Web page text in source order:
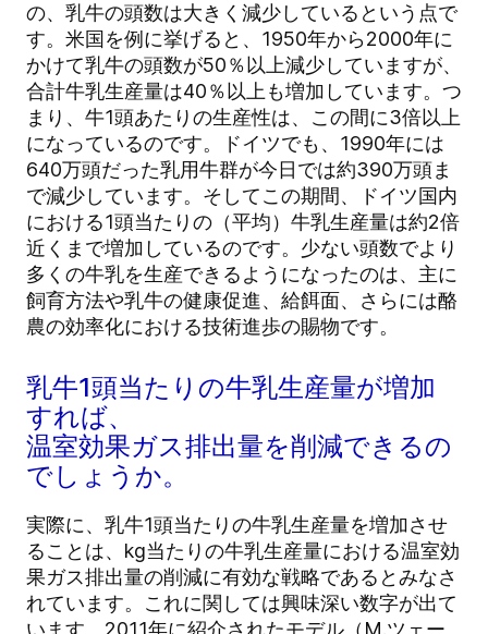
の、乳牛の頭数は大きく減少しているという点で
す。米国を例に挙げると、1950年から2000年に
かけて乳牛の頭数が50％以上減少していますが、
合計牛乳生産量は40％以上も増加しています。つ
まり、牛1頭あたりの生産性は、この間に3倍以上
になっているのです。ドイツでも、1990年には
640万頭だった乳用牛群が今日では約390万頭ま
で減少しています。そしてこの期間、ドイツ国内
における1頭当たりの（平均）牛乳生産量は約2倍
近くまで増加しているのです。少ない頭数でより
多くの牛乳を生産できるようになったのは、主に
飼育方法や乳牛の健康促進、給餌面、さらには酪
農の効率化における技術進歩の賜物です。
乳牛1頭当たりの牛乳生産量が増加
すれば、
温室効果ガス排出量を削減できるの
でしょうか。
実際に、乳牛1頭当たりの牛乳生産量を増加させ
ることは、kg当たりの牛乳生産量における温室効
果ガス排出量の削減に有効な戦略であるとみなさ
れています。これに関しては興味深い数字が出て
います。2011年に紹介されたモデル（M.ツェー